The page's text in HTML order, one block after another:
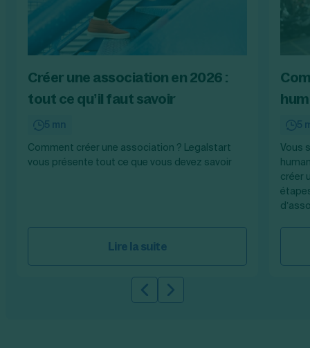
Créer une association en 2026 :
tout ce qu’il faut savoir
5 mn
Comment créer une association ? Legalstart
vous présente tout ce que vous devez savoir
Lire la suite
5
Vous
créer
Slide précédente
Slide suivante